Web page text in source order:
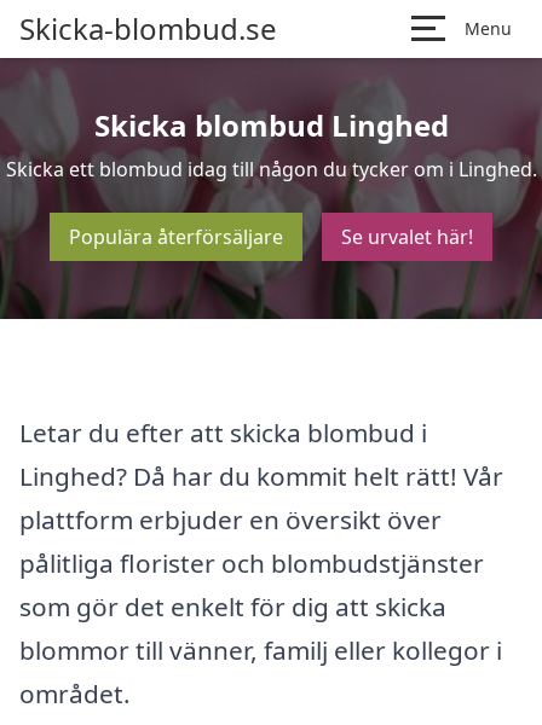
Skicka-blombud.se Menu
Skicka blombud Linghed
Skicka ett blombud idag till någon du tycker om i Linghed.
Populära återförsäljare Se urvalet här!
Letar du efter att skicka blombud i
Linghed? Då har du kommit helt rätt! Vår
plattform erbjuder en översikt över
pålitliga florister och blombudstjänster
som gör det enkelt för dig att skicka
blommor till vänner, familj eller kollegor i
området.